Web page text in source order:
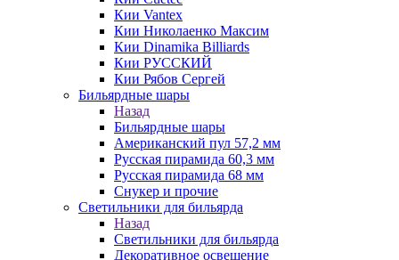
Кии Vantex
Кии Николаенко Максим
Кии Dinamika Billiards
Кии РУССКИЙ
Кии Рябов Сергей
Бильярдные шары
Назад
Бильярдные шары
Американский пул 57,2 мм
Русская пирамида 60,3 мм
Русская пирамида 68 мм
Снукер и прочие
Светильники для бильярда
Назад
Светильники для бильярда
Декоративное освещение